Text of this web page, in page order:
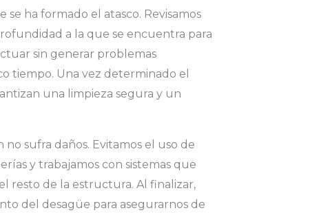
ha formado el atasco. Revisamos
a la que se encuentra para
sin generar problemas
tiempo. Una vez determinado el
una limpieza segura y un
sufra daños. Evitamos el uso de
y trabajamos con sistemas que
resto de la estructura. Al finalizar,
del desagüe para asegurarnos de